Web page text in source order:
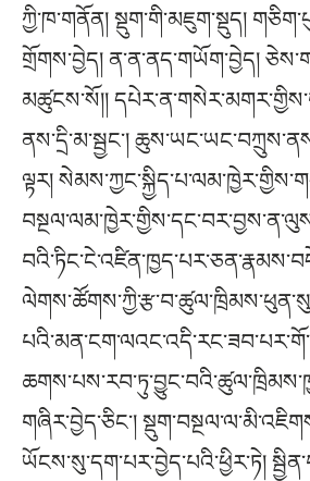
ཀྱི་ཁ་གནོན། སྡུག་གི་མཇུག་སྡུད།
གྲོགས་བྱེད། ན་ན་ནད་གཡོག་བྱེད།
མཚུངས་སོ།།
ནས་དྲི་མ་སྦྱང༌།
ལྟར།
གཞིར་བྱེད་ཅིང༌།
ཡོངས་སུ་དག་པར་བྱེད་པའི་ཕྱིར་ཏེ།